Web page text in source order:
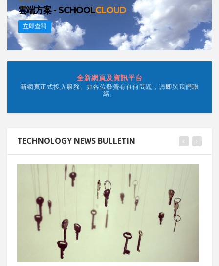
雲端方案 - SCHOOLCLOUD
立即查閱
全新網頁及資訊平台
新網頁正式投入服務。如各位發覺有任何問題，請即與我們聯
絡。
TECHNOLOGY NEWS BULLETIN